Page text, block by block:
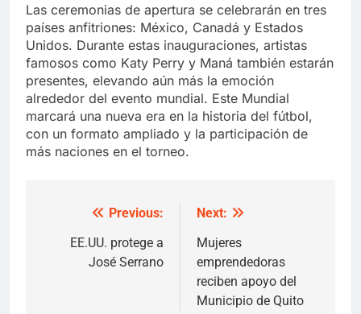
Las ceremonias de apertura se celebrarán en tres
países anfitriones: México, Canadá y Estados
Unidos. Durante estas inauguraciones, artistas
famosos como Katy Perry y Maná también estarán
presentes, elevando aún más la emoción
alrededor del evento mundial. Este Mundial
marcará una nueva era en la historia del fútbol,
con un formato ampliado y la participación de
más naciones en el torneo.
navigation
Previous:
EE.UU. protege a
José Serrano
Next:
Mujeres
emprendedoras
reciben apoyo del
Municipio de Quito